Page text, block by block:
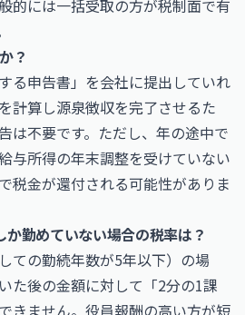
的には一括受取の方が税制面で有
？
る申告書」を会社に提出していれ
計算し源泉徴収を完了させるた
は不要です。ただし、年の途中で
与所得の年末調整を受けていない
税金が還付される可能性がありま
勤めていない場合の税率は？
ての勤続年数が5年以下）の場
た後の金額に対して「2分の1課
きません。役員報酬の高い方が短